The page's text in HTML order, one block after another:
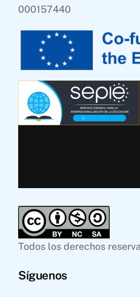
000157440
Todos los derechos
Síguenos